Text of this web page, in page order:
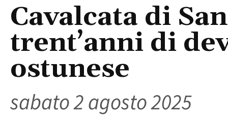
Cavalcata di
trent’anni di
ostunese
sabato 2 agosto 2025